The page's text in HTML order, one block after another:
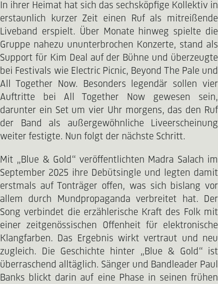
In ihrer Heimat hat sich das sechsköpfige Kollektiv in
erstaunlich kurzer Zeit einen Ruf als mitreißende
Liveband erspielt. Über Monate hinweg spielte die
Gruppe nahezu ununterbrochen Konzerte, stand als
Support für Kim Deal auf der Bühne und überzeugte
bei Festivals wie Electric Picnic, Beyond The Pale und
All Together Now. Besonders legendär sollen vier
Auftritte bei All Together Now gewesen sein,
darunter ein Set um vier Uhr morgens, das den Ruf
der Band als außergewöhnliche Liveerscheinung
weiter festigte. Nun folgt der nächste Schritt.
Mit „Blue & Gold“ veröffentlichten Madra Salach im
September 2025 ihre Debütsingle und legten damit
erstmals auf Tonträger offen, was sich bislang vor
allem durch Mundpropaganda verbreitet hat. Der
Song verbindet die erzählerische Kraft des Folk mit
einer zeitgenössischen Offenheit für elektronische
Klangfarben. Das Ergebnis wirkt vertraut und neu
zugleich. Die Geschichte hinter „Blue & Gold“ ist
überraschend alltäglich. Sänger und Bandleader Paul
Banks blickt darin auf eine Phase in seinen frühen